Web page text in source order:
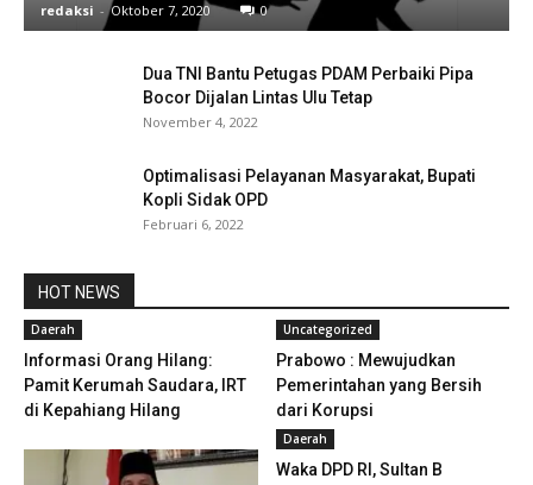
redaksi - Oktober 7, 2020 0
Dua TNI Bantu Petugas PDAM Perbaiki Pipa
Bocor Dijalan Lintas Ulu Tetap
November 4, 2022
Optimalisasi Pelayanan Masyarakat, Bupati
Kopli Sidak OPD
Februari 6, 2022
HOT NEWS
Daerah
Informasi Orang Hilang:
Pamit Kerumah Saudara, IRT
di Kepahiang Hilang
Uncategorized
Prabowo : Mewujudkan
Pemerintahan yang Bersih
dari Korupsi
Daerah
Waka DPD RI, Sultan B